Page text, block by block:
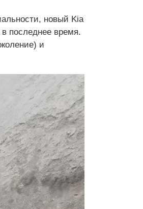
новый Kia
последнее время.
и